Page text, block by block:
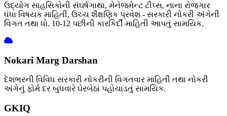
ઉદ્યોગ સાહસિકોની સંઘર્ષગાથા, મેનેજમેન્ટ ટીપ્સ, નાના રોજગાર
ધંધા વિષયક માહિતી, ઉચ્ચ શૈક્ષણિક પ્રવેશ - સરકારી નોકરી અંગેની
વિગત તથા ધો. 10-12 પછીની કારકિર્દી માહિતી આપતું સામયિક.
Nokari Marg Darshan
દેશભરની વિવિધ સરકારી નોકરીની વિગતવાર માહિતી તથા નોકરી
અંગેનું ફોર્મ દર બુધવારે ઘેરબેઠાં પહોચાડતું સામયિક.
GKIQ